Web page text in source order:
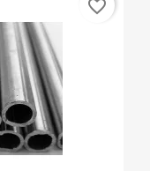
favorite_border